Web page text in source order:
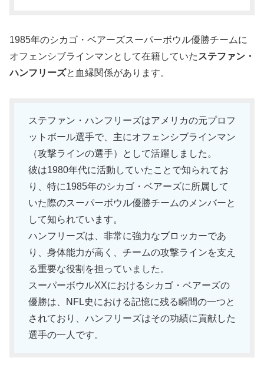
1985年のシカゴ・ベアーズスーパーボウル優勝チームに
オフェンシブラインマンとして在籍していたステファン・
ハンフリーズと血縁関係があります。
ステファン・ハンフリーズはアメリカの元プロフ
ットボール選手で、主にオフェンシブラインマン
（攻撃ラインの選手）として活躍しました。
彼は1980年代に活動していたことで知られてお
り、特に1985年のシカゴ・ベアーズに所属して
いた際のスーパーボウル優勝チームのメンバーと
して知られています。
ハンフリーズは、非常に強力なブロッカーであ
り、身体能力が高く、チームの攻撃ラインを支え
る重要な役割を担っていました。
スーパーボウルXXにおけるシカゴ・ベアーズの
優勝は、NFL史における記憶に残る瞬間の一つと
されており、ハンフリーズはその功績に貢献した
選手の一人です。